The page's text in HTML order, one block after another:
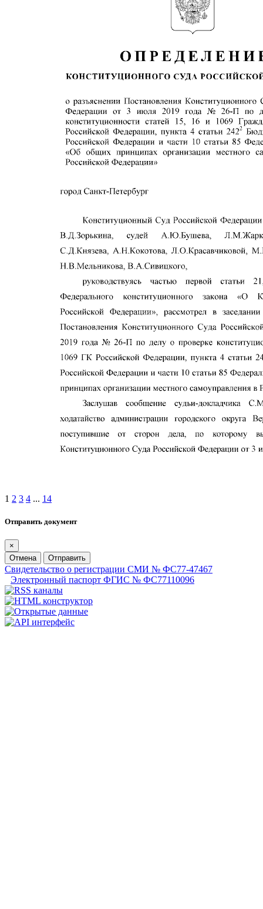
1 2 3 4 ... 14
Отправить документ
×
Отмена
Отправить
Свидетельство о регистрации СМИ № ФС77-47467
Электронный паспорт ФГИС № ФС77110096